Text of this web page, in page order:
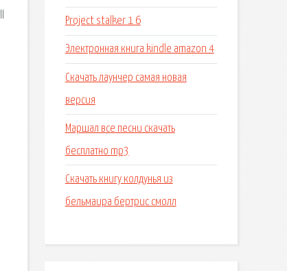
Project stalker 1 6
Электронная книга kindle amazon 4
Скачать лаунчер самая новая
версия
Маршал все песни скачать
бесплатно mp3
Скачать книгу колдунья из
бельмаира бертрис смолл